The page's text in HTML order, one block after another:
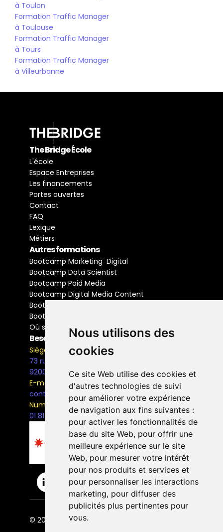
Nous utilisons des
cookies
Ce site Web utilise des cookies et
d'autres technologies de suivi
pour améliorer votre expérience
de navigation aux fins suivantes :
pour activer les fonctionnalités de
base du site Web, pour offrir une
meilleure expérience sur le site
Web, pour mesurer votre intérêt
pour nos produits et services et
pour personnaliser les interactions
marketing, pour diffuser des
publicités plus pertinentes pour
vous.
à Toulon
Formation Traffic Manager
à Toulouse
Formation Traffic Manager
à Tours
Formation Traffic Manager
à Villeurbanne
The Bridge École
L'école
Espace Entreprises
Les financements
Portes ouvertes
Contact
FAQ
Lexique
Métiers
Autres formations
Bootcamp Marketing  Digital
Bootcamp Data Scientist
Bootcamp Paid Media
Bootcamp Digital Media Content
Bootcamp Social Media Manager
Bootcamp Buyer Media
Où se former
Besoin d'information ?
Siège Social
73 rue Henri Barbusse,
92000, Nanterre
E-mail
contact@the-bridge.fr
Numéro de téléphone
01 81 93 68 42
© 2026 The Bridge Ecole. | Tous droits réservés.